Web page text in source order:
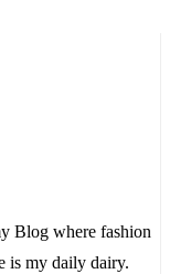
Blog where fashion
is my daily dairy.